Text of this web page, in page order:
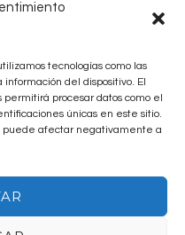
tecnologías como las
del dispositivo. El
procesar datos como el
únicas en este sitio.
puede afectar negativamente a